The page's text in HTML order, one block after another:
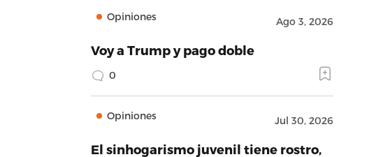
Opiniones Ago 3, 2026
Voy a Trump y pago doble
0
Opiniones Jul 30, 2026
El sinhogarismo juvenil tiene rostro,